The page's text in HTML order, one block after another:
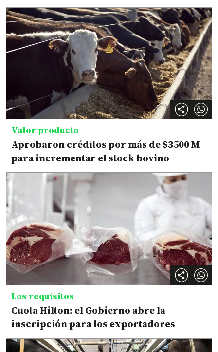
Valor producto
Aprobaron créditos por más de $3500 M
para incrementar el stock bovino
Los requisitos
Cuota Hilton: el Gobierno abre la
inscripción para los exportadores